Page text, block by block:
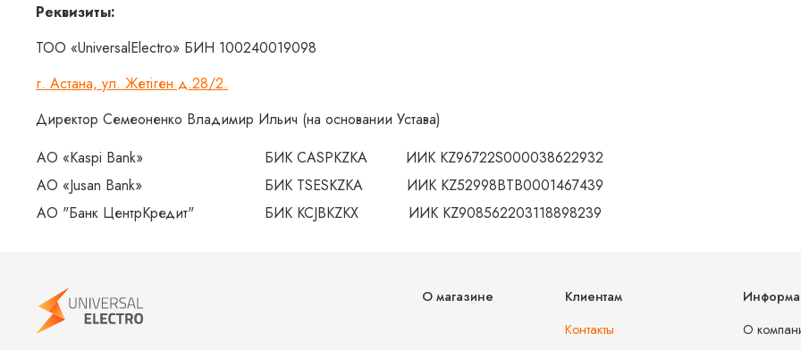
Реквизиты:
ТОО «UniversalElectro» БИН 100240019098
г. Астана, ул. Жетiген д.28/2.
Директор Семеоненко Владимир Ильич (на основании Устава)
АО «Kaspi Bank»
БИК CASPKZKA
ИИК KZ96722S000038622932
АО «Jusan Bank»
БИК TSESKZKA
ИИК KZ52998BTB0001467439
АО "Банк ЦентрКредит"
БИК KCJBKZKX ИИК KZ908562203118898239
О магазине
Клиентам
Контакты
О